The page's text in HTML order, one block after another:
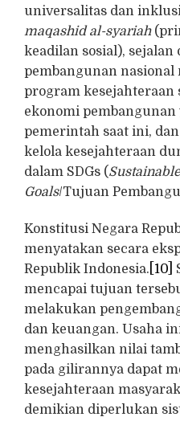
universalitas dan
maqashid al-syariah
keadilan sosial), sejalan
pembangunan
program kesejahteraan
ekonomi
pemerintah saat ini,
kelola kesejahteraan
dalam SDGs (
Goals/Tujuan
Konstitusi Negara
menyatakan secara
Republik Indonesia. [10]
mencapai tujuan
melakukan
dan keuangan. Usaha
menghasilkan nilai
pada gilirannya dapat
kesejahteraan
demikian diperlukan